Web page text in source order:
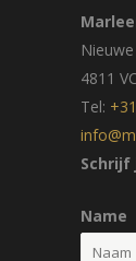
4811
Tel:
Schrijf
Name